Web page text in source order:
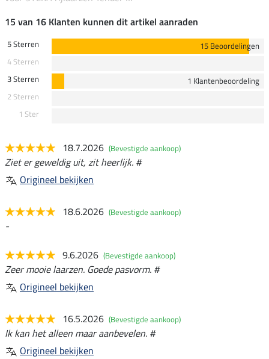
15 van 16 Klanten kunnen dit artikel aanraden
5 Sterren
15 Beoordelingen
4 Sterren
3 Sterren
1 Klantenbeoordeling
2 Sterren
1 Ster
18.7.2026 (Bevestigde aankoop)
Ziet er geweldig uit, zit heerlijk. #
Origineel bekijken
18.6.2026 (Bevestigde aankoop)
-
9.6.2026 (Bevestigde aankoop)
Zeer mooie laarzen. Goede pasvorm. #
Origineel bekijken
16.5.2026 (Bevestigde aankoop)
Ik kan het alleen maar aanbevelen. #
Origineel bekijken